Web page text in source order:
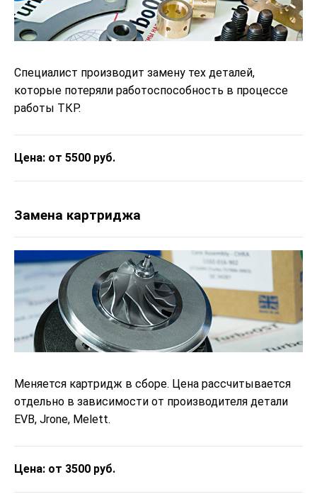
Специалист производит замену тех деталей,
которые потеряли работоспособность в процессе
работы ТКР.
Цена: от 5500 руб.
Замена картриджа
Меняется картридж в сборе. Цена рассчитывается
отдельно в зависимости от производителя детали
EVB, Jrone, Melett.
Цена: от 3500 руб.